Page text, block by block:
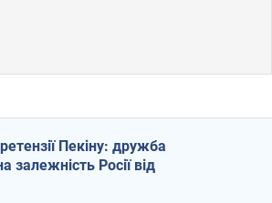
Пекіну: дружба
залежність Росії від